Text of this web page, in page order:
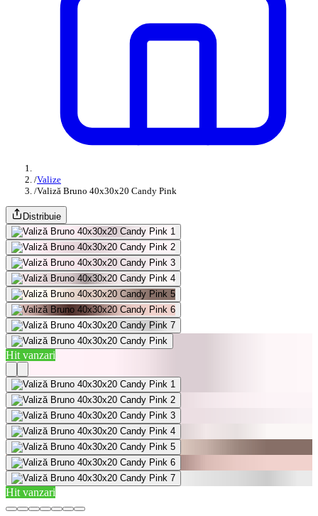
/Valize
/Valiză Bruno 40x30x20 Candy Pink
Distribuie
Hit vanzari
Hit vanzari